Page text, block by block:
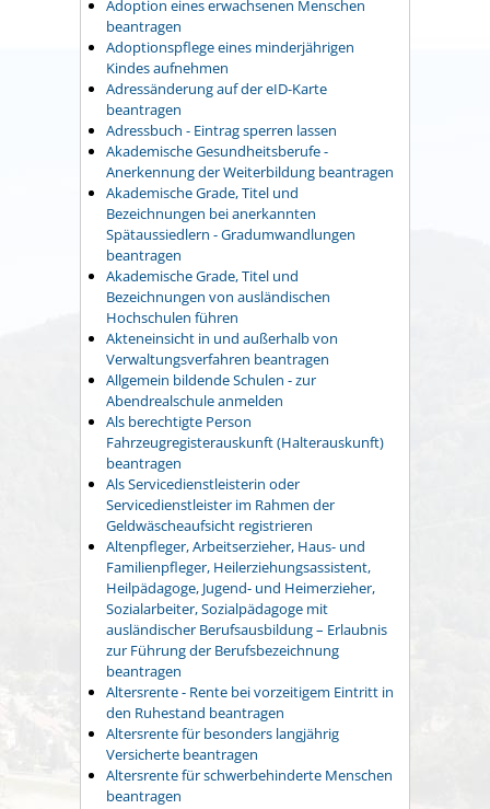
Adoption eines erwachsenen Menschen
beantragen
Adoptionspflege eines minderjährigen
Kindes aufnehmen
Adressänderung auf der eID-Karte
beantragen
Adressbuch - Eintrag sperren lassen
Akademische Gesundheitsberufe -
Anerkennung der Weiterbildung beantragen
Akademische Grade, Titel und
Bezeichnungen bei anerkannten
Spätaussiedlern - Gradumwandlungen
beantragen
Akademische Grade, Titel und
Bezeichnungen von ausländischen
Hochschulen führen
Akteneinsicht in und außerhalb von
Verwaltungsverfahren beantragen
Allgemein bildende Schulen - zur
Abendrealschule anmelden
Als berechtigte Person
Fahrzeugregisterauskunft (Halterauskunft)
beantragen
Als Servicedienstleisterin oder
Servicedienstleister im Rahmen der
Geldwäscheaufsicht registrieren
Altenpfleger, Arbeitserzieher, Haus- und
Familienpfleger, Heilerziehungsassistent,
Heilpädagoge, Jugend- und Heimerzieher,
Sozialarbeiter, Sozialpädagoge mit
ausländischer Berufsausbildung – Erlaubnis
zur Führung der Berufsbezeichnung
beantragen
Altersrente - Rente bei vorzeitigem Eintritt in
den Ruhestand beantragen
Altersrente für besonders langjährig
Versicherte beantragen
Altersrente für schwerbehinderte Menschen
beantragen